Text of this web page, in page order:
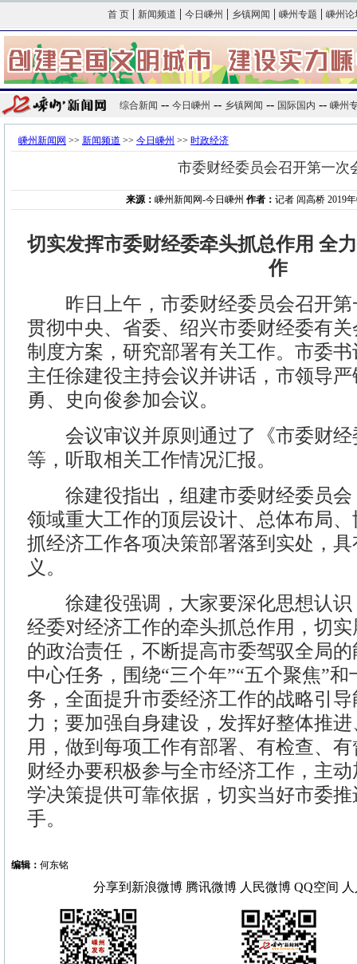
首 页 | 新闻频道 | 今日嵊州 | 乡镇网闻 | 嵊州专题 | 嵊州论
综合新闻 -- 今日嵊州 -- 乡镇网闻 -- 国际国内 -- 嵊州
嵊州新闻网 >> 新闻频道 >> 今日嵊州 >> 时政经济
市委财经委员会召开第一次
来源： 嵊州新闻网-今日嵊州 作者： 记者 闾高桥 2019
切实发挥市委财经委牵头抓总作用 全
作
昨日上午，市委财经委员会召开第
贯彻中央、省委、绍兴市委财经委有
制度方案，研究部署有关工作。市委
主任徐建役主持会议并讲话，市领导
勇、史向俊参加会议。
会议审议并原则通过了《市委财经
等，听取相关工作情况汇报。
徐建役指出，组建市委财经委员会
领域重大工作的顶层设计、总体布局
抓经济工作各项决策部署落到实处，
义。
徐建役强调，大家要深化思想认识
经委对经济工作的牵头抓总作用，切
的政治责任，不断提高市委驾驭全局
中心任务，围绕“三个年”“五个聚焦”
务，全面提升市委经济工作的战略引
力；要加强自身建设，发挥好整体推
用，做到每项工作有部署、有检查、
财经办要积极参与全市经济工作，主
学决策提供可靠依据，切实当好市委
手。
编辑： 何东铭
分享到 新浪微博 腾讯微博 人民微博 QQ空间